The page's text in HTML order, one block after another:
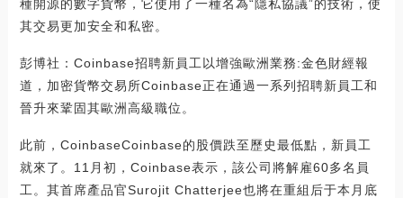
種開源的數字貨幣，它使用了一種名為“隱私協議”的技術，使
其交易更加安全和私密。
彭博社：Coinbase招聘新員工以增強歐洲業務:金色財經報
道，加密貨幣交易所Coinbase正在通過一系列招聘新員工和
晉升來鞏固其歐洲高級職位。
此前，CoinbaseCoinbase的股價跌至歷史最低點，新員工
就來了。11月初，Coinbase表示，該公司將解雇60多名員
工。其首席產品官Surojit Chatterjee也將在重組后于本月底